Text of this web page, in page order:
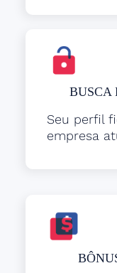
BUSCA
Seu perfil
empresa